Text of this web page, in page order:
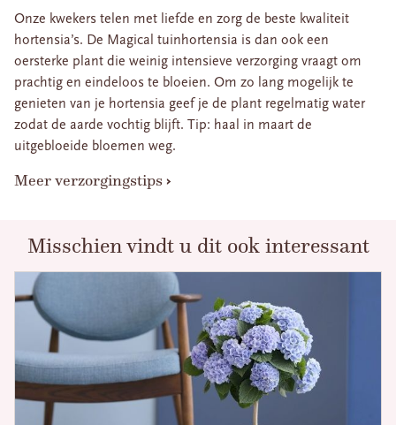
Onze kwekers telen met liefde en zorg de beste kwaliteit
hortensia’s. De Magical tuinhortensia is dan ook een
oersterke plant die weinig intensieve verzorging vraagt om
prachtig en eindeloos te bloeien. Om zo lang mogelijk te
genieten van je hortensia geef je de plant regelmatig water
zodat de aarde vochtig blijft. Tip: haal in maart de
uitgebloeide bloemen weg.
Meer verzorgingstips
Misschien vindt u dit ook interessant